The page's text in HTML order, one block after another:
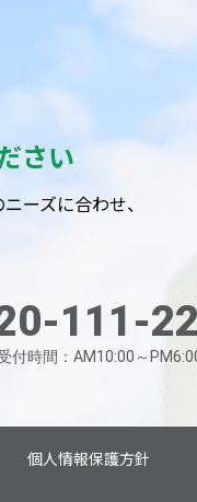
さい
ーズに合わせ、
111-
付時間：AM10:00～
個人情報保護方針